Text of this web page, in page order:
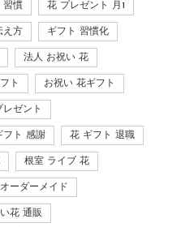
習慣 花 プレゼント 月1
え方 ギフト 習慣化
法人 お祝い 花
ト お祝い 花ギフト
ゼント
フト 感謝 花 ギフト 退職
根室 ライブ 花
ーダーメイド
花 通販